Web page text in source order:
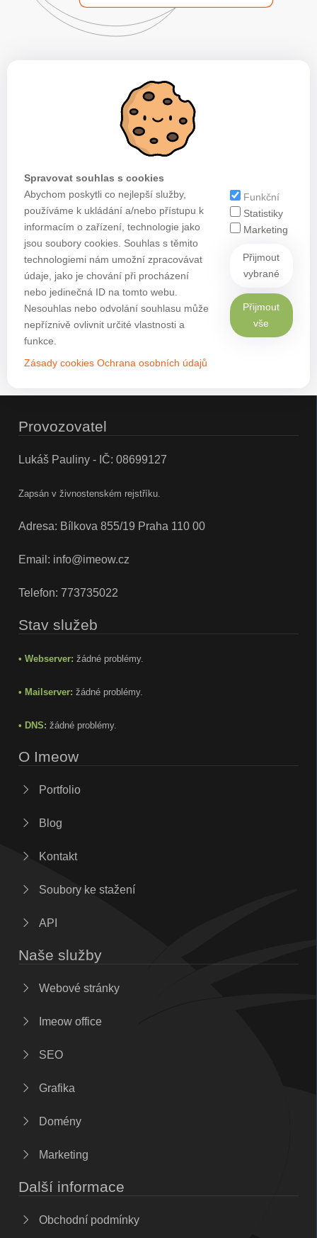
Spravovat souhlas s cookies
Abychom poskytli co nejlepší služby,
používáme k ukládání a/nebo přístupu k
informacím o zařízení, technologie jako
jsou soubory cookies. Souhlas s těmito
technologiemi nám umožní zpracovávat
údaje, jako je chování při procházení
nebo jedinečná ID na tomto webu.
Nesouhlas nebo odvolání souhlasu může
nepříznivě ovlivnit určité vlastnosti a
funkce.
Zásady cookies Ochrana osobních údajů
Funkční
Statistiky
Marketing
Přijmout
vybrané
Přijmout
vše
Provozovatel
Lukáš Pauliny - IČ: 08699127
Zapsán v živnostenském rejstříku.
Adresa: Bílkova 855/19 Praha 110 00
Email: info@imeow.cz
Telefon: 773735022
Stav služeb
• Webserver: žádné problémy.
• Mailserver: žádné problémy.
• DNS: žádné problémy.
O Imeow
Portfolio
Blog
Kontakt
Soubory ke stažení
API
Naše služby
Webové stránky
Imeow office
SEO
Grafika
Domény
Marketing
Další informace
Obchodní podmínky